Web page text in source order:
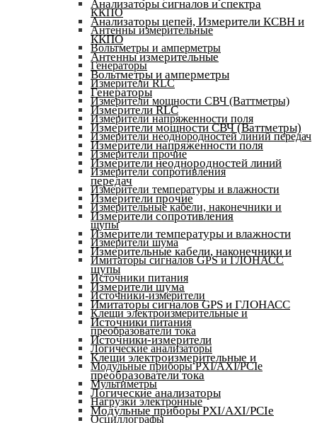
ККПО
Антенны измерительные
Вольтметры и амперметры
Генераторы
Измерители RLC
Измерители мощности СВЧ (Ваттметры)
Измерители напряженности поля
Измерители неоднородностей линий передач
Измерители прочие
Измерители сопротивления
Измерители температуры и влажности
Измерительные кабели, наконечники и
щупы
Измерители шума
Имитаторы сигналов GPS и ГЛОНАСС
Источники питания
Источники-измерители
Клещи электроизмерительные и
преобразователи тока
Логические анализаторы
Модульные приборы PXI/AXI/PCIe
Мультиметры
Нагрузки электронные
Осциллографы
Анализаторы сигналов и спектра
Анализаторы цепей, Измерители КСВН и
ККПО
Антенны измерительные
Вольтметры и амперметры
Генераторы
Измерители RLC
Измерители мощности СВЧ (Ваттметры)
Измерители напряженности поля
Измерители неоднородностей линий
передач
Измерители прочие
Измерители сопротивления
Измерители температуры и влажности
Измерительные кабели, наконечники и
щупы
Измерители шума
Имитаторы сигналов GPS и ГЛОНАСС
Источники питания
Источники-измерители
Клещи электроизмерительные и
преобразователи тока
Логические анализаторы
Модульные приборы PXI/AXI/PCIe